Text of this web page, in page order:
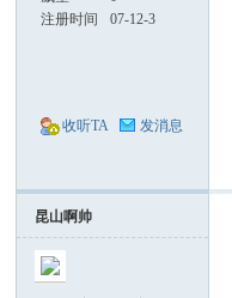
注册时间
07-12-3
收听TA 发消息
昆山啊帅